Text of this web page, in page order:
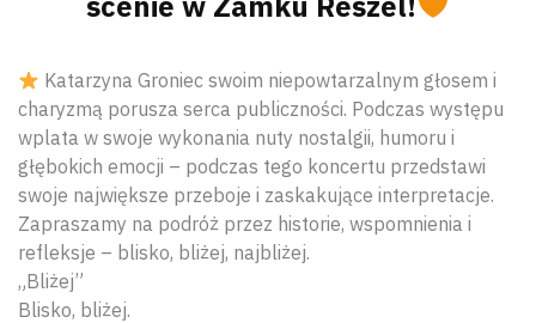
Katarzyna Groniec swoim niepowtarzalnym głosem i
charyzmą porusza serca publiczności. Podczas występu
wplata w swoje wykonania nuty nostalgii, humoru i
głębokich emocji – podczas tego koncertu przedstawi
swoje największe przeboje i zaskakujące interpretacje.
Zapraszamy na podróż przez historie, wspomnienia i
refleksje – blisko, bliżej, najbliżej.
„Bliżej”
Blisko, bliżej.